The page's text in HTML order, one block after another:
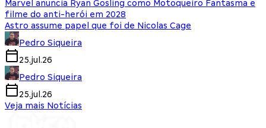
Marvel anuncia Ryan Gosling como Motoqueiro Fantasma e
filme do anti-herói em 2028
Astro assume papel que foi de Nicolas Cage
Pedro Siqueira
25.jul.26
Pedro Siqueira
25.jul.26
Veja mais Notícias